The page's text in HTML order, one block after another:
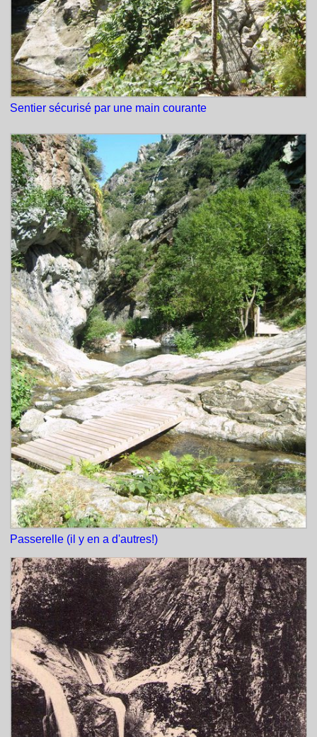
Sentier sécurisé par une main courante
Passerelle (il y en a d'autres!)